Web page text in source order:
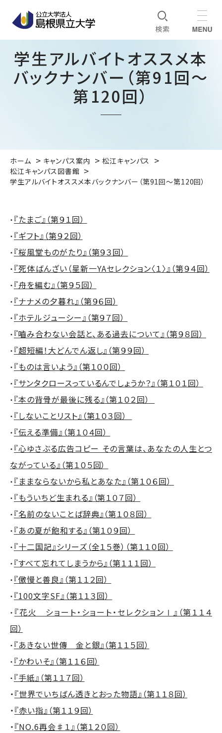
学生アルバイトオススメ本
バックナンバー（第91回～
第120回）
ホーム キャンパス案内
松江キャンパス
松江キャンパス図書館
学生アルバイトオススメ本バックナンバー（第91回～第120回）
・ 『たまご』（第９１回）
・ 『ギフト』（第９２回）
・ 『桜風堂ものがたり』（第９３回）
・ 『死体ばんざい（星新一YAセレクション〈１〉』（第９４回）
・ 『舟を編む』（第９５回）
・ 『ナナメの夕暮れ』（第９６回）
・ 『ホテルジューシー』（第９７回）
・ 『嚙み合わない会話と、ある過去について』（第９８回）
・ 『超短編！大どんでん返し』（第９９回）
・ 『ものは言いよう』（第１００回）
・ 『サンタクロースっているんでしょうか？』（第１０１回）
・ 『本の背骨が最後に残る』（第１０２回）
・ 『しないことリスト』（第１０３回）
・ 『伝える準備』（第１０４回）
・ 『心ゆさぶる広告コピー その言葉は、あなたの人生とつ
ながっている』（第１０５回）
・ 『ままならないから私とあなた』（第１０６回）
・ 『もういちど生まれる』（第１０７回）
・ 『名前のないことば辞典』（第１０８回）
・ 『あの夏が飽和する』（第１０９回）
・ 『十二国記』シリーズ（全１５巻）（第１１０回）
・ 『すべて忘れてしまうから』（第１１１回）
・ 『傲慢と善良』（第１１２回）
・ 『100文字SF』（第１１３回）
・ 『花火 ショート・ショート・セレクションⅠ』（第１１４
回）
・ 『あきない世傳 金と銀』（第１１５回）
・ 『かわいそ』（第１１６回）
・ 『手紙』（第１１７回）
・『世界でいちばん透きとおった物語』（第１１８回）
・『赤い指』（第１１９回）
・『NO.6再会♯１』（第１２０回）